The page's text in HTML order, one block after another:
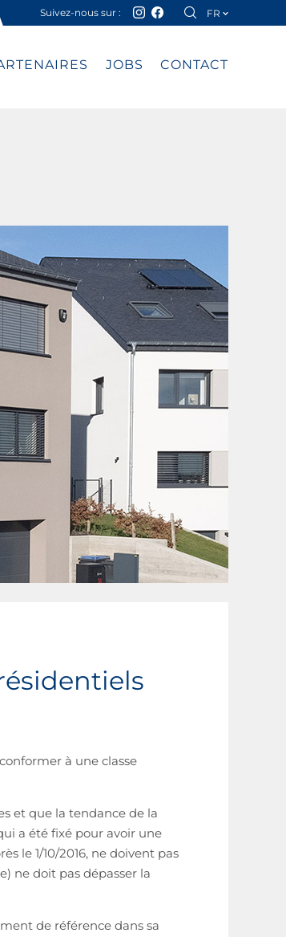
Suivez-nous sur : FR
JOBS CONTACT
à une classe
et que la tendance de la
a été fixé pour avoir une
le 1/10/2016, ne doivent pas
ne doit pas dépasser la
de référence dans sa